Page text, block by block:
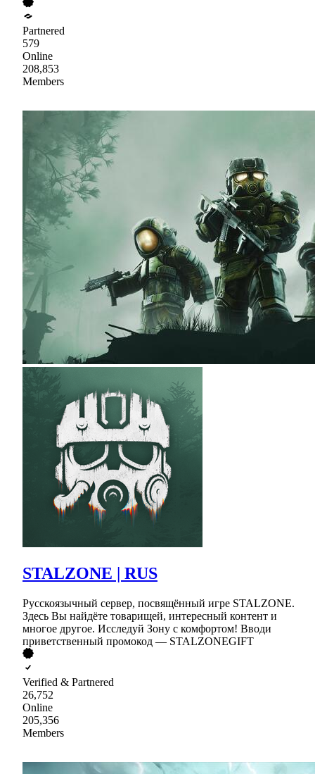
Partnered
579
Online
208,853
Members
STALZONE | RUS
Русскоязычный сервер, посвящённый игре STALZONE.
Здесь Вы найдёте товарищей, интересный контент и
многое другое. Исследуй Зону с комфортом! Вводи
приветственный промокод — STALZONEGIFT
Verified & Partnered
26,752
Online
205,356
Members